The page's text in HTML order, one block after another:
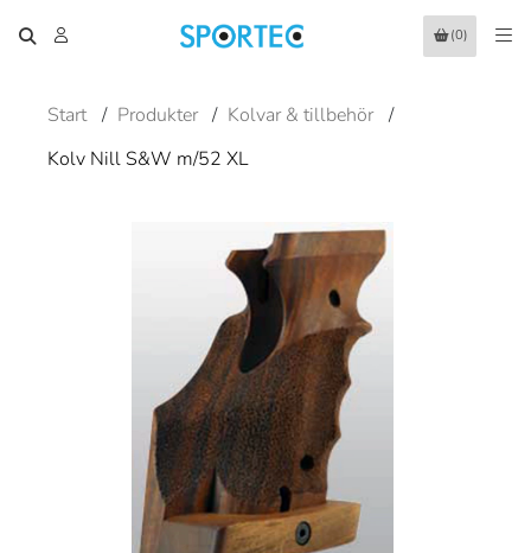
(0)
Start / Produkter / Kolvar & tillbehör /
Kolv Nill S&W m/52 XL